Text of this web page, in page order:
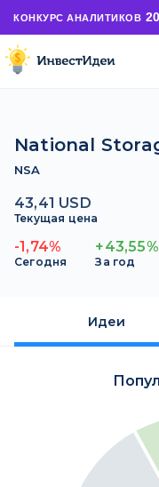
КОНКУРС АНАЛИТИКОВ
National
NSA
43,41 USD
Текущая цена
-1,74%
Сегодня
+43,55%
За год
Идеи